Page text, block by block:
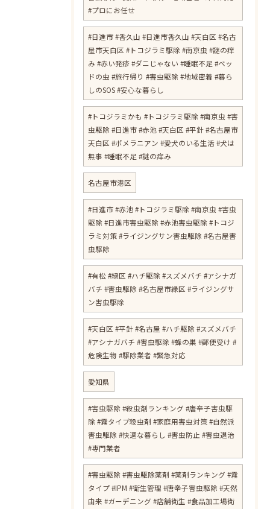
#プロにお任せ
​#日進市 #香久山 #日進市香久山 #天白区 #名古
屋市天白区 #トコジラミ駆除 #南京虫 #謎の痒
み #赤い発疹 #ダニじゃない #睡眠不足 #ベッ
ドの虫 #旅行帰り #害虫駆除 #地域密着 #暮ら
しのSOS #安心な暮らし
​#トコジラミかも #トコジラミ駆除 #南京虫 #害
虫駆除 #日進市 #赤池 #天白区 #平針 #名古屋市
天白区 #ポメラニアン #愛犬のいる生活 #犬は
無事 #睡眠不足 #謎の痒み
名古屋市港区
#日進市 #赤池 #トコジラミ駆除 #南京虫 #害虫
駆除 #日進市害虫駆除 #赤池害虫駆除 #トコジ
ラミ対策 #ライジングサン害虫駆除 #名古屋害
虫駆除
#有松 #緑区 #ハチ駆除 #スズメバチ #アシナガ
バチ #害虫駆除 #名古屋市緑区 #ライジングサ
ン害虫駆除
#天白区 #平針 #名古屋 #ハチ駆除 #スズメバチ
#アシナガバチ #害虫駆除 #蜂の巣 #郵便受け #
危険生物 #駆除業者 #緊急対応
愛知県
#害虫駆除 #殺虫剤ランキング #唐辛子害虫駆
除 #霧タイプ殺虫剤 #家庭用害虫対策 #自然派
害虫駆除 #快適な暮らし #害虫防止 #害虫退治
#専門業者
#害虫駆除 #害虫駆除薬剤 #薬剤ランキング #霧
タイプ #IPM #衛生管理 #唐辛子害虫駆除 #天然
由来 #ガーデニング #店舗衛生 #食品加工場衛